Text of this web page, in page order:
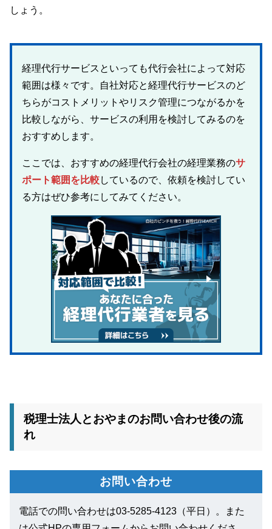
しょう。
経理代行サービスといっても代行会社によって対応
範囲は様々です。自社対応と経理代行サービスのど
ちらがコストメリットやリスク管理につながるかを
比較しながら、サービスの利用を検討してみるのを
おすすめします。
ここでは、おすすめの経理代行会社の経理業務のサ
ポート範囲を比較しているので、依頼を検討してい
る方はぜひ参考にしてみてください。
税理士法人とおやまのお問い合わせ後の流
れ
お問い合わせ
電話での問い合わせは03-5285-4123（平日）。また